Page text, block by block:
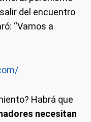
del encuentro
“Vamos a
Habrá que
necesitan